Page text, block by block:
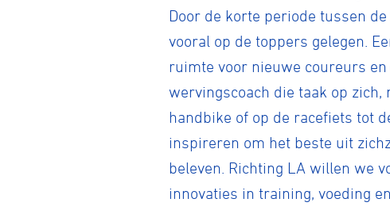
Door de korte periode tussen
vooral op de toppers gelegen.
ruimte voor nieuwe coureurs
wervingscoach die taak op
handbike of op de racefiets tot
inspireren om het beste uit
beleven. Richting LA willen we
innovaties in training, voeding